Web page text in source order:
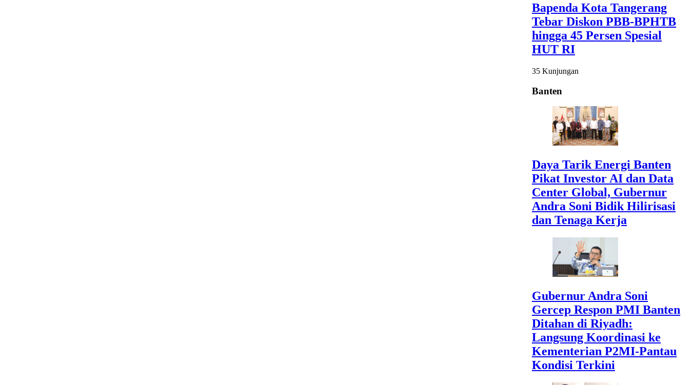
Bapenda Kota Tangerang
Tebar Diskon PBB-BPHTB
hingga 45 Persen Spesial
HUT RI
35 Kunjungan
Banten
Daya Tarik Energi Banten
Pikat Investor AI dan Data
Center Global, Gubernur
Andra Soni Bidik Hilirisasi
dan Tenaga Kerja
Gubernur Andra Soni
Gercep Respon PMI Banten
Ditahan di Riyadh:
Langsung Koordinasi ke
Kementerian P2MI-Pantau
Kondisi Terkini